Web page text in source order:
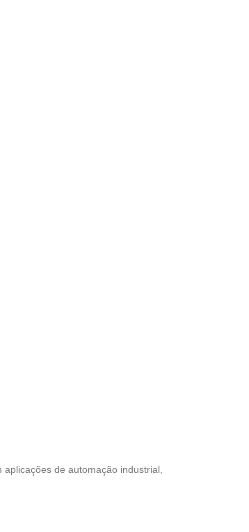
de automação industrial,